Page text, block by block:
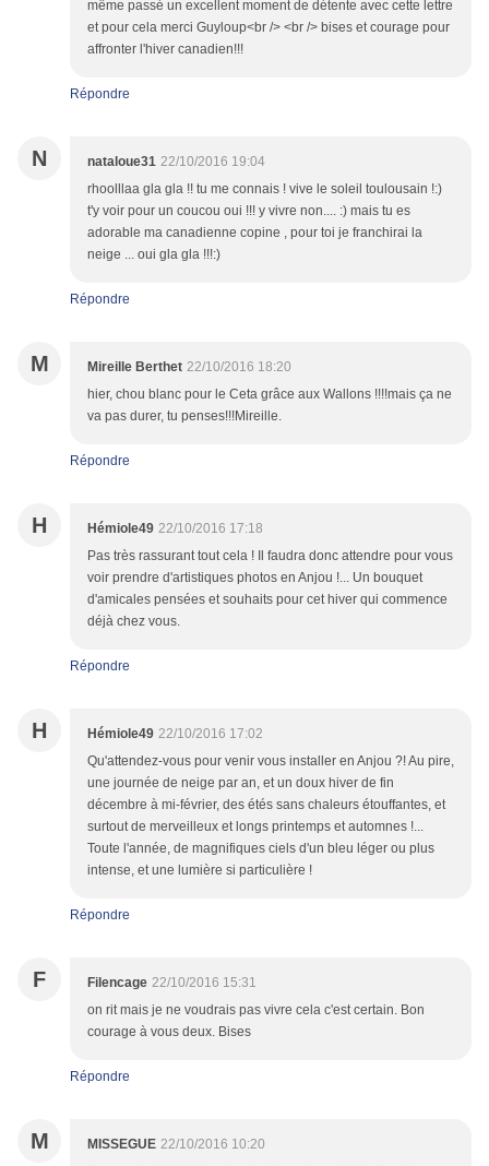
même passé un excellent moment de détente avec cette lettre
et pour cela merci Guyloup<br /> <br /> bises et courage pour
affronter l'hiver canadien!!!
Répondre
N nataloue31 22/10/2016 19:04
rhoolllaa gla gla !! tu me connais ! vive le soleil toulousain !:)
t'y voir pour un coucou oui !!! y vivre non.... :) mais tu es
adorable ma canadienne copine , pour toi je franchirai la
neige ... oui gla gla !!!:)
Répondre
M Mireille Berthet 22/10/2016 18:20
hier, chou blanc pour le Ceta grâce aux Wallons !!!!mais ça ne
va pas durer, tu penses!!!Mireille.
Répondre
H Hémiole49 22/10/2016 17:18
Pas très rassurant tout cela ! Il faudra donc attendre pour vous
voir prendre d'artistiques photos en Anjou !... Un bouquet
d'amicales pensées et souhaits pour cet hiver qui commence
déjà chez vous.
Répondre
H Hémiole49 22/10/2016 17:02
Qu'attendez-vous pour venir vous installer en Anjou ?! Au pire,
une journée de neige par an, et un doux hiver de fin
décembre à mi-février, des étés sans chaleurs étouffantes, et
surtout de merveilleux et longs printemps et automnes !...
Toute l'année, de magnifiques ciels d'un bleu léger ou plus
intense, et une lumière si particulière !
Répondre
F Filencage 22/10/2016 15:31
on rit mais je ne voudrais pas vivre cela c'est certain. Bon
courage à vous deux. Bises
Répondre
M MISSEGUE 22/10/2016 10:20